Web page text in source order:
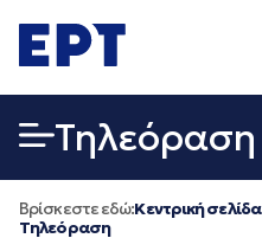
σε
περιεχόμενο
Τηλεόραση
Βρίσκεστε εδώ:Κεντρική σελίδα
Τηλεόραση